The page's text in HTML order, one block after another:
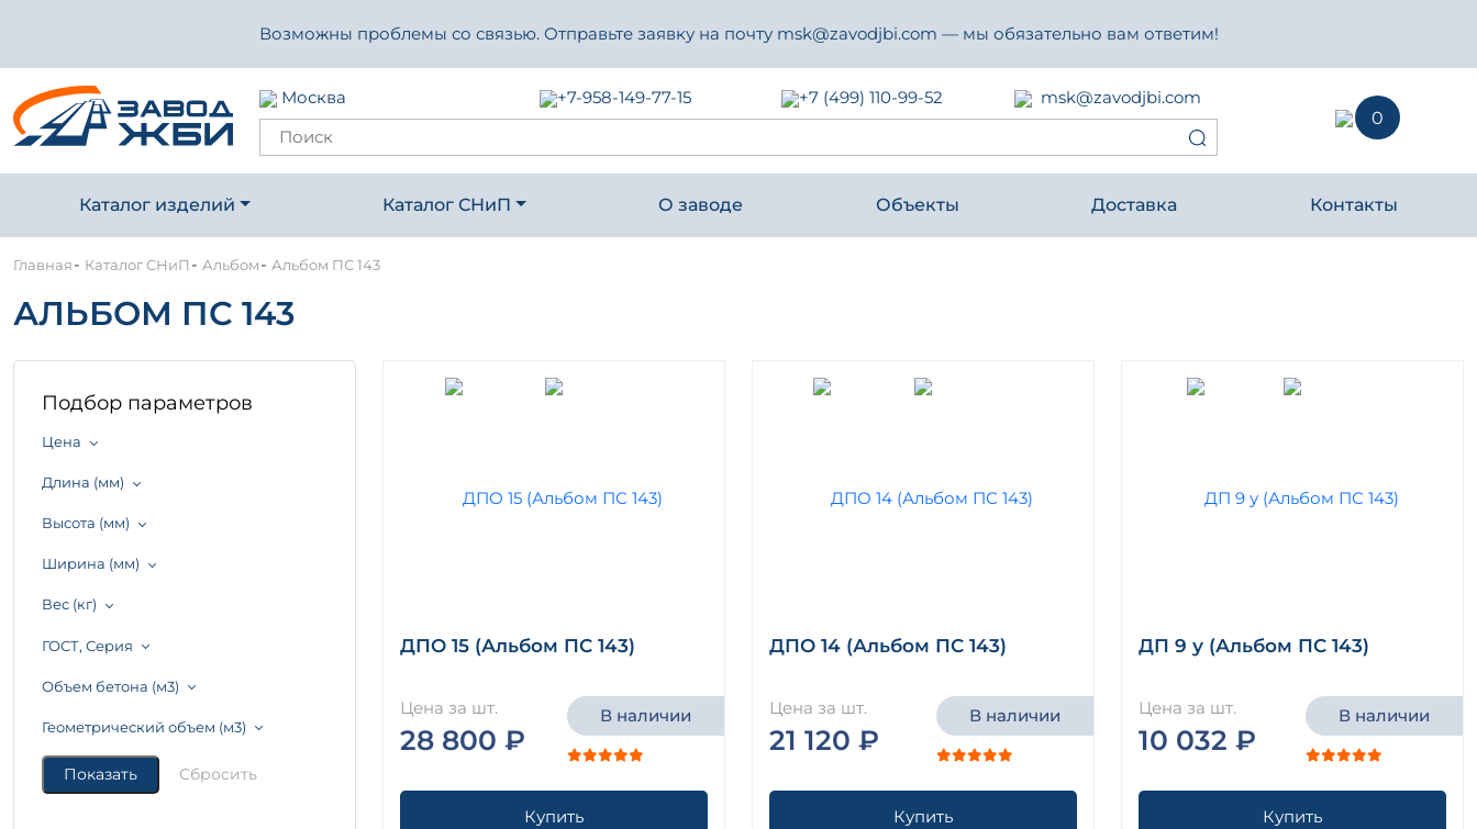
Возможны проблемы со связью. Отправьте заявку на почту msk@zavodjbi.com — мы обязательно вам ответим!
Москва +7-958-149-77-15 +7 (499) 110-99-52
msk@zavodjbi.com
0
Каталог изделий Каталог СНиП О заводе Объекты Доставка Контакты
Главная- Каталог СНиП - Альбом- Альбом ПС 143
АЛЬБОМ ПС 143
Подбор параметров
Цена
Длина (мм)
Высота (мм)
Ширина (мм)
Вес (кг)
ГОСТ, Серия
Объем бетона (м3)
Геометрический объем (м3)
ДПО 15 (Альбом ПС 143)
Цена за шт.
28 800 ₽
В наличии
Купить
ДПО 14 (Альбом ПС 143)
Цена за шт.
21 120 ₽
В наличии
Купить
ДП 9 у (Альбом ПС 143)
Цена за шт.
10 032 ₽
В наличии
Купить